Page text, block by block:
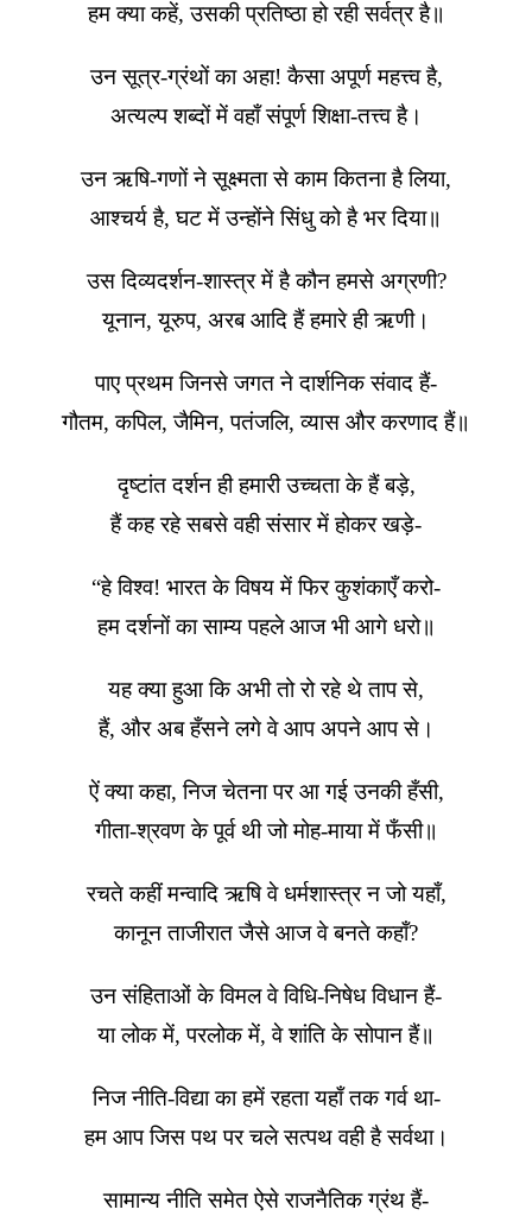
हम क्या कहें, उसकी प्रतिष्ठा हो रही सर्वत्र है॥
उन सूत्र-ग्रंथों का अहा! कैसा अपूर्ण महत्त्व है,
अत्यल्प शब्दों में वहाँ संपूर्ण शिक्षा-तत्त्व है।
उन ऋषि-गणों ने सूक्ष्मता से काम कितना है लिया,
आश्चर्य है, घट में उन्होंने सिंधु को है भर दिया॥
उस दिव्यदर्शन-शास्त्र में है कौन हमसे अग्रणी?
यूनान, यूरुप, अरब आदि हैं हमारे ही ऋणी।
पाए प्रथम जिनसे जगत ने दार्शनिक संवाद हैं-
गौतम, कपिल, जैमिन, पतंजलि, व्यास और करणाद हैं॥
दृष्टांत दर्शन ही हमारी उच्चता के हैं बड़े,
हैं कह रहे सबसे वही संसार में होकर खड़े-
“हे विश्व! भारत के विषय में फिर कुशंकाएँ करो-
हम दर्शनों का साम्य पहले आज भी आगे धरो॥
यह क्या हुआ कि अभी तो रो रहे थे ताप से,
हैं, और अब हँसने लगे वे आप अपने आप से।
ऐं क्या कहा, निज चेतना पर आ गई उनकी हँसी,
गीता-श्रवण के पूर्व थी जो मोह-माया में फँसी॥
रचते कहीं मन्वादि ऋषि वे धर्मशास्त्र न जो यहाँ,
कानून ताजीरात जैसे आज वे बनते कहाँ?
उन संहिताओं के विमल वे विधि-निषेध विधान हैं-
या लोक में, परलोक में, वे शांति के सोपान हैं॥
निज नीति-विद्या का हमें रहता यहाँ तक गर्व था-
हम आप जिस पथ पर चले सत्पथ वही है सर्वथा।
सामान्य नीति समेत ऐसे राजनैतिक ग्रंथ हैं-